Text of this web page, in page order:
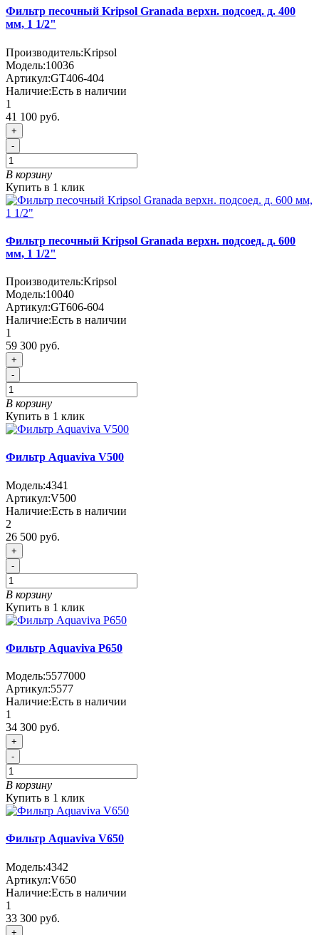
Фильтр песочный Kripsol Granada верхн. подсоед. д. 400
мм, 1 1/2"
Производитель:Kripsol
Модель:10036
Артикул:GT406-404
Наличие:Есть в наличии
1
41 100 руб.
+
-
В корзину
Купить в 1 клик
Фильтр песочный Kripsol Granada верхн. подсоед. д. 600
мм, 1 1/2"
Производитель:Kripsol
Модель:10040
Артикул:GT606-604
Наличие:Есть в наличии
1
59 300 руб.
+
-
В корзину
Купить в 1 клик
Фильтр Aquaviva V500
Модель:4341
Артикул:V500
Наличие:Есть в наличии
2
26 500 руб.
+
-
В корзину
Купить в 1 клик
Фильтр Aquaviva P650
Модель:5577000
Артикул:5577
Наличие:Есть в наличии
1
34 300 руб.
+
-
В корзину
Купить в 1 клик
Фильтр Aquaviva V650
Модель:4342
Артикул:V650
Наличие:Есть в наличии
1
33 300 руб.
+